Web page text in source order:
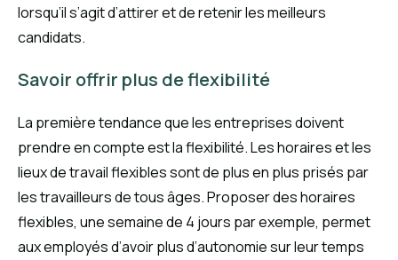
lorsqu’il s’agit d’attirer et de retenir les meilleurs
candidats.
Savoir offrir plus de flexibilité
La première tendance que les entreprises doivent
prendre en compte est la flexibilité. Les horaires et les
lieux de travail flexibles sont de plus en plus prisés par
les travailleurs de tous âges. Proposer des horaires
flexibles, une semaine de 4 jours par exemple, permet
aux employés d’avoir plus d’autonomie sur leur temps